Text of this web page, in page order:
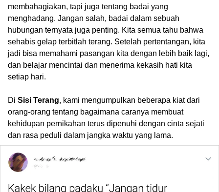
membahagiakan, tapi juga tentang badai yang
menghadang. Jangan salah, badai dalam sebuah
hubungan ternyata juga penting. Kita semua tahu bahwa
sehabis gelap terbitlah terang. Setelah pertentangan, kita
jadi bisa memahami pasangan kita dengan lebih baik lagi,
dan belajar mencintai dan menerima kekasih hati kita
setiap hari.
Di Sisi Terang, kami mengumpulkan beberapa kiat dari
orang-orang tentang bagaimana caranya membuat
kehidupan pernikahan terus dipenuhi dengan cinta sejati
dan rasa peduli dalam jangka waktu yang lama.